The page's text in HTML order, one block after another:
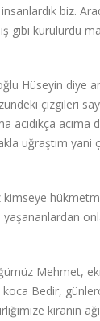
biz.
gibi kurulurdu
Hüseyin diye
çizgileri
acıdıkça
uğraştım
Mehmet,
Bedir,
kiranın